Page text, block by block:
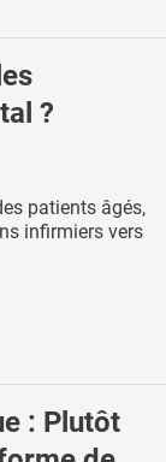
?
patients âgés,
infirmiers vers
: Plutôt